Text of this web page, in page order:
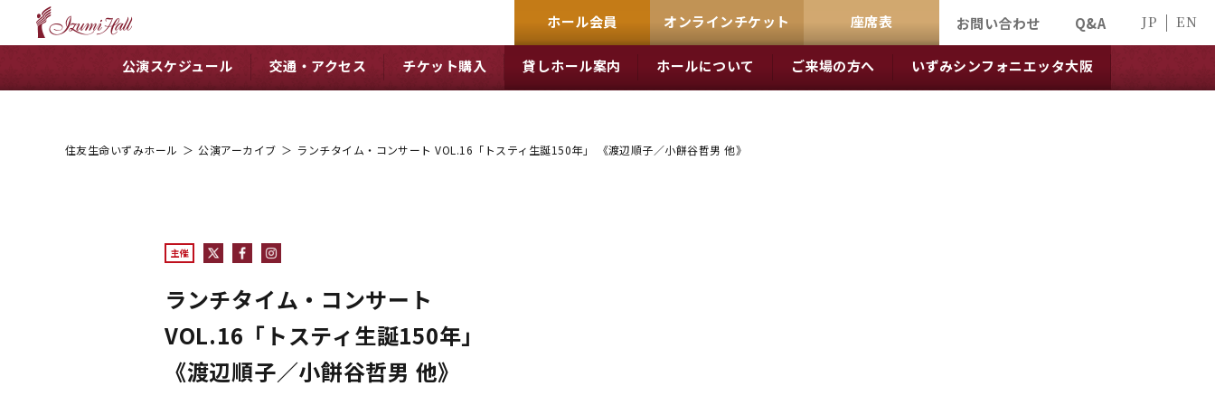
ホール会員 オンラインチケット 座席表 お問い合わせ Q&A JP EN
公演スケジュール 交通・アクセス チケット購入 貸しホール案内 ホールについて ご来場の方へ いずみシンフォニエッタ大阪
住友生命いずみホール ＞ 公演アーカイブ ＞ ランチタイム・コンサート VOL.16「トスティ生誕150年」 《渡辺順子／小餅谷哲男 他》
主催
ランチタイム・コンサート
VOL.16「トスティ生誕150年」
《渡辺順子／小餅谷哲男 他》